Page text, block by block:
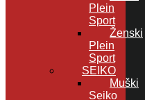
Plein
Sport
Ženski
Plein
Sport
SEIKO
Muški
Seiko